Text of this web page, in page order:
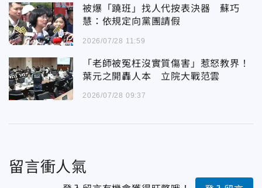
被爆「蹺班」找人代按表決器 蘇巧
慧：依規定向黨團請假
2026/07/28 11:59
「老師被冤枉沒實質傷害」惹怒教界！
葉元之開轟人本 立院大戰范雲
2026/07/28 09:37
留言衝人氣